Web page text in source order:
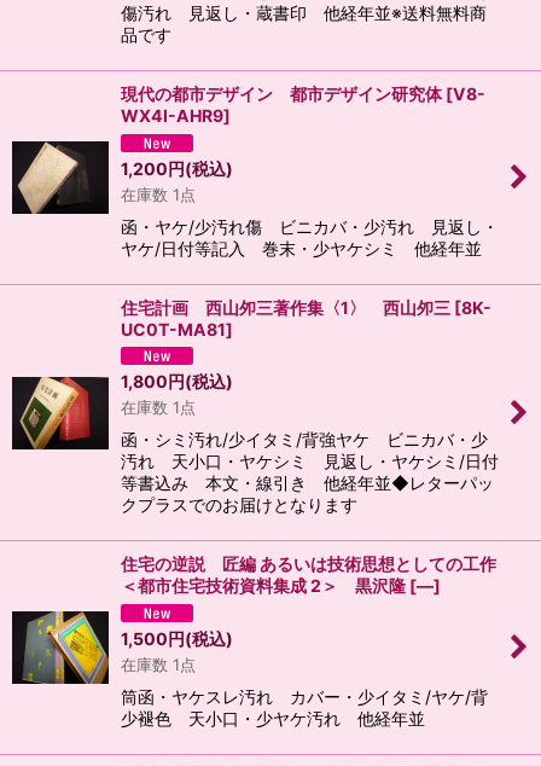
傷汚れ 見返し・蔵書印 他経年並※送料無料商
品です
現代の都市デザイン 都市デザイン研究体 [V8-
WX4I-AHR9]
1,200円(税込)
在庫数 1点
函・ヤケ/少汚れ傷 ビニカバ・少汚れ 見返し・
ヤケ/日付等記入 巻末・少ヤケシミ 他経年並
住宅計画 西山夘三著作集〈1〉 西山夘三 [8K-
UC0T-MA81]
1,800 円(税込)
在庫数 1点
函・シミ汚れ/少イタミ/背強ヤケ ビニカバ・少
汚れ 天小口・ヤケシミ 見返し・ヤケシミ/日付
等書込み 本文・線引き 他経年並◆レターパッ
クプラスでのお届けとなります
住宅の逆説 匠編 あるいは技術思想としての工作
＜都市住宅技術資料集成 2＞ 黒沢隆 [―]
1,500円(税込)
在庫数 1点
筒函・ヤケスレ汚れ カバー・少イタミ/ヤケ/背
少褪色 天小口・少ヤケ汚れ 他経年並